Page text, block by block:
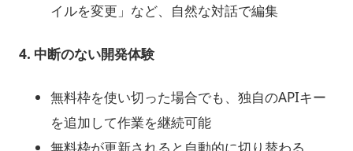
イルを変更」など、自然な対話で編集
4. 中断のない開発体験
無料枠を使い切った場合でも、独自のAPIキー
を追加して作業を継続可能
無料枠が更新されると自動的に切り替わる